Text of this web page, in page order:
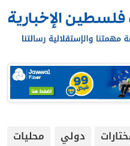
دولي
محليات